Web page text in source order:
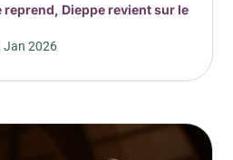
reprend, Dieppe revient sur le
Jan 2026